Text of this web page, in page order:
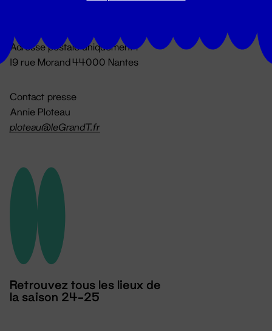
Adresse postale uniquement :
19 rue Morand 44000 Nantes
Contact presse
Annie Ploteau
ploteau@leGrandT.fr
Retrouvez tous les lieux de
la saison 24-25